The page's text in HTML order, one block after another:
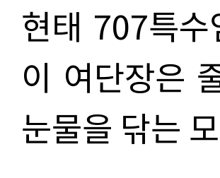
현태 707특
이 여단장은
눈물을 닦는